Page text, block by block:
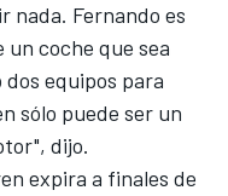
nada. Fernando es
un coche que sea
dos equipos para
sólo puede ser un
dijo.
expira a finales de